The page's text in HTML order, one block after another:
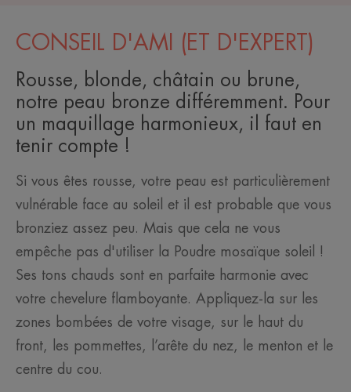
CONSEIL D'AMI (ET D'EXPERT)
Rousse, blonde, châtain ou brune,
notre peau bronze différemment. Pour
un maquillage harmonieux, il faut en
tenir compte !
Si vous êtes rousse, votre peau est particulièrement
vulnérable face au soleil et il est probable que vous
bronziez assez peu. Mais que cela ne vous
empêche pas d'utiliser la Poudre mosaïque soleil !
Ses tons chauds sont en parfaite harmonie avec
votre chevelure flamboyante. Appliquez-la sur les
zones bombées de votre visage, sur le haut du
front, les pommettes, l’arête du nez, le menton et le
centre du cou.